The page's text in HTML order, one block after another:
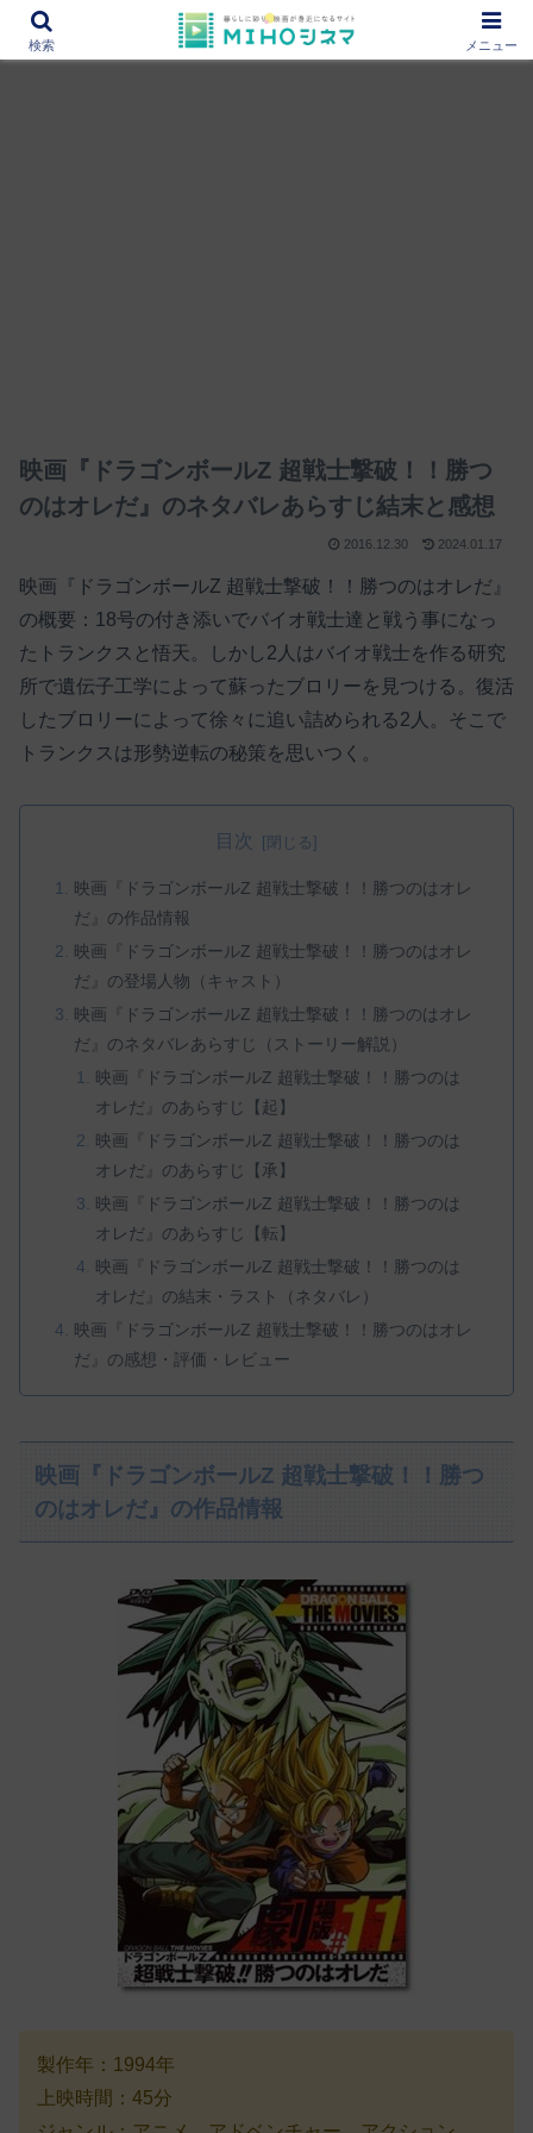
12000作品を紹介！あなたの映画図書館『MIHOシネマ』
映画『ドラゴンボールZ 超戦士撃破！！勝つ
のはオレだ』のネタバレあらすじ結末と感想
2016.12.30 2024.01.17
映画『ドラゴンボールZ 超戦士撃破！！勝つのはオレだ』
の概要：18号の付き添いでバイオ戦士達と戦う事になっ
たトランクスと悟天。しかし2人はバイオ戦士を作る研究
所で遺伝子工学によって蘇ったブロリーを見つける。復活
したブロリーによって徐々に追い詰められる2人。そこで
トランクスは形勢逆転の秘策を思いつく。
目次
映画『ドラゴンボールZ 超戦士撃破！！勝つのはオレ
だ』の作品情報
映画『ドラゴンボールZ 超戦士撃破！！勝つのはオレ
だ』の登場人物（キャスト）
映画『ドラゴンボールZ 超戦士撃破！！勝つのはオレ
だ』のネタバレあらすじ（ストーリー解説）
映画『ドラゴンボールZ 超戦士撃破！！勝つのは
オレだ』のあらすじ【起】
映画『ドラゴンボールZ 超戦士撃破！！勝つのは
オレだ』のあらすじ【承】
映画『ドラゴンボールZ 超戦士撃破！！勝つのは
オレだ』のあらすじ【転】
映画『ドラゴンボールZ 超戦士撃破！！勝つのは
オレだ』の結末・ラスト（ネタバレ）
映画『ドラゴンボールZ 超戦士撃破！！勝つのはオレ
だ』の感想・評価・レビュー
映画『ドラゴンボールZ 超戦士撃破！！勝つ
のはオレだ』の作品情報
製作年：1994年
上映時間：45分
検索 メニュー